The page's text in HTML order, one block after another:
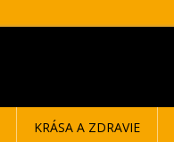
KRÁSA A ZDRAVIE